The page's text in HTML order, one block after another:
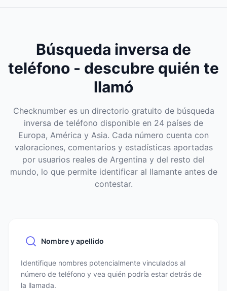
Búsqueda inversa de
teléfono - descubre quién te
llamó
Checknumber es un directorio gratuito de búsqueda
inversa de teléfono disponible en 24 países de
Europa, América y Asia. Cada número cuenta con
valoraciones, comentarios y estadísticas aportadas
por usuarios reales de Argentina y del resto del
mundo, lo que permite identificar al llamante antes de
contestar.
Nombre y apellido
Identifique nombres potencialmente vinculados al
número de teléfono y vea quién podría estar detrás de
la llamada.